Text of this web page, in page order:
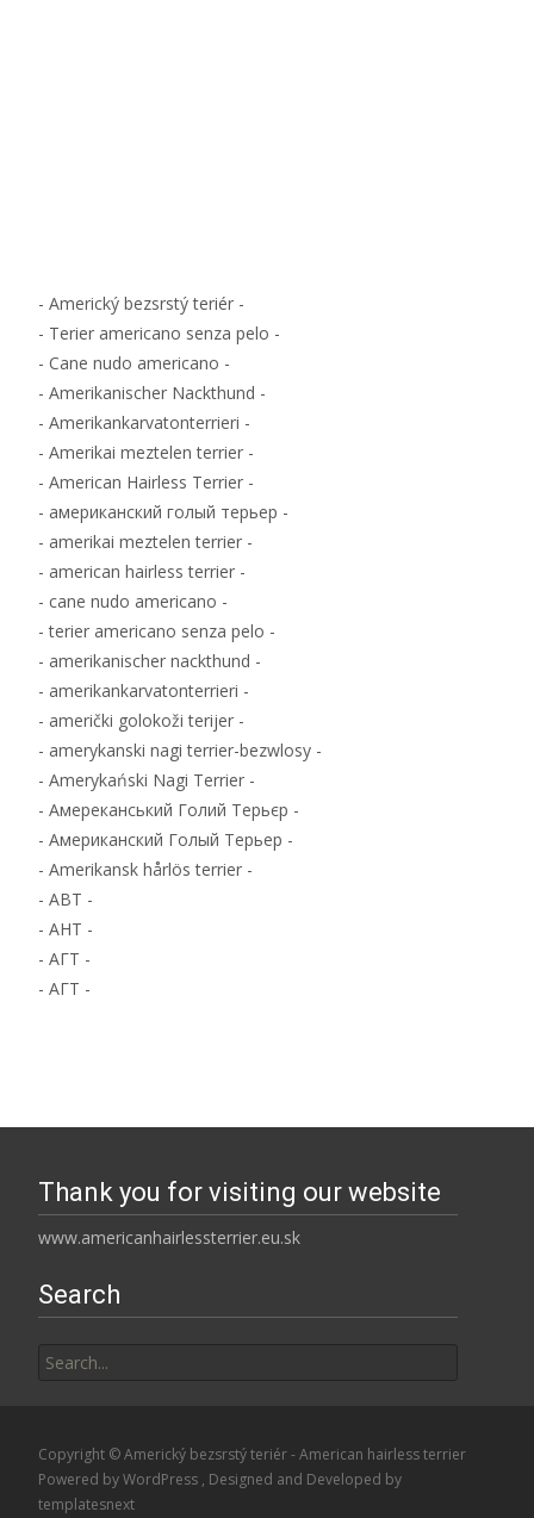
- Americký bezsrstý teriér -
- Terier americano senza pelo -
- Cane nudo americano -
- Amerikanischer Nackthund -
- Amerikankarvatonterrieri -
- Amerikai meztelen terrier -
- American Hairless Terrier -
- американский голый терьер -
- amerikai meztelen terrier -
- american hairless terrier -
- cane nudo americano -
- terier americano senza pelo -
- amerikanischer nackthund -
- amerikankarvatonterrieri -
- američki golokoži terijer -
- amerykanski nagi terrier-bezwlosy -
- Amerykański Nagi Terrier -
- Амереканський Голий Терьєр -
- Американский Голый Терьер -
- Amerikansk hårlös terrier -
- ABT -
- AHT -
- АГТ -
- АГТ -
Thank you for visiting our website
www.americanhairlessterrier.eu.sk
Search
for:
Copyright © Americký bezsrstý teriér - American hairless terrier
Powered by WordPress , Designed and Developed by
templatesnext